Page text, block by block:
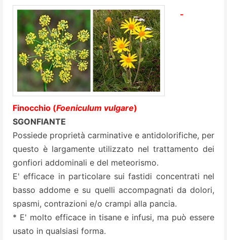
-
Finocchio (Foeniculum vulgare)
SGONFIANTE
Possiede proprietà carminative e antidolorifiche, per
questo è largamente utilizzato nel trattamento dei
gonfiori addominali e del meteorismo.
E' efficace in particolare sui fastidi concentrati nel
basso addome e su quelli accompagnati da dolori,
spasmi, contrazioni e/o crampi alla pancia.
* E' molto efficace in tisane e infusi, ma può essere
usato in qualsiasi forma.